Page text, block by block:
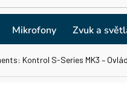
Mikrofony Zvuk a
Kontrol S-Series MK3 –